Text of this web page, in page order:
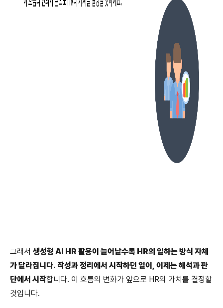
그래서 생성형 AI HR 활용이 늘어날수록 HR의 일하는 방식 자체
가 달라집니다. 작성과 정리에서 시작하던 일이, 이제는 해석과 판
단에서 시작합니다. 이 흐름의 변화가 앞으로 HR의 가치를 결정할
것입니다.